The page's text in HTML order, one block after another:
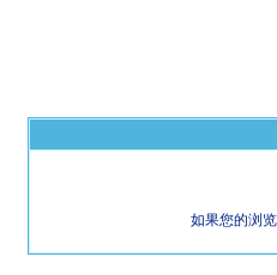
如果您的浏